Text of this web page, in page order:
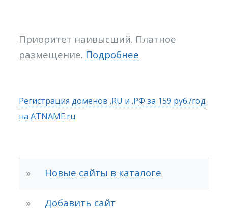
Приоритет наивысший. Платное
размещение. Подробнее
Регистрация доменов .RU и .РФ за 159 руб./год
наATNAME.ru
» Новые сайты в каталоге
» Добавить сайт